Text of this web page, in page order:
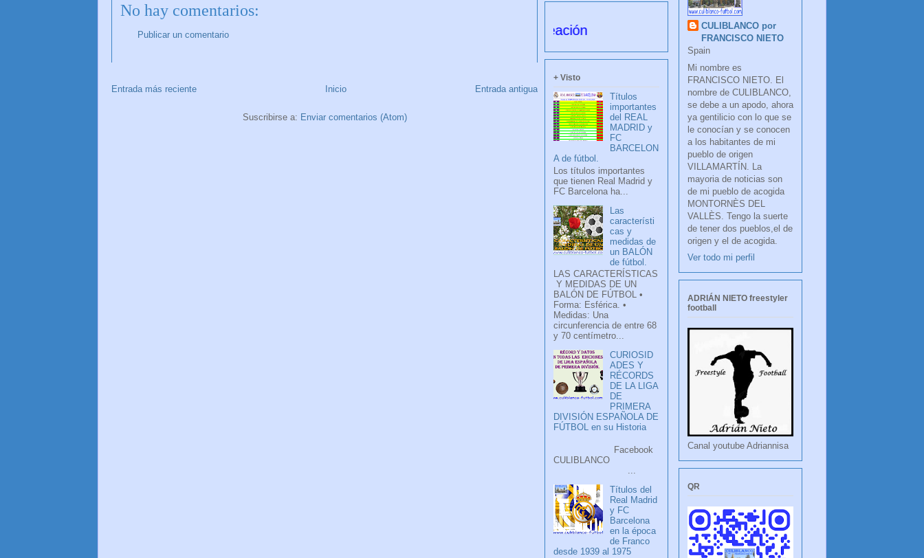
No hay comentarios:
Publicar un comentario
Entrada más reciente Entrada antigua
Inicio
Suscribirse a: Enviar comentarios (Atom)
CULIBLANCO por FRANCISCO NIETO 6176 días desde su creación
+ Visto
Títulos
importantes
del REAL
MADRID y
FC
BARCELON
A de fútbol.
Los títulos importantes
que tienen Real Madrid y
FC Barcelona ha...
Las
característi
cas y
medidas de
un BALÓN
de fútbol.
LAS CARACTERÍSTICAS
Y MEDIDAS DE UN
BALÓN DE FÚTBOL •
Forma: Esférica. •
Medidas: Una
circunferencia de entre 68
y 70 centímetro...
CURIOSID
ADES Y
RÉCORDS
DE LA LIGA
DE
PRIMERA
DIVISIÓN ESPAÑOLA DE
FÚTBOL en su Historia
Facebook
CULIBLANCO
...
Títulos del
Real Madrid
y FC
Barcelona
en la época
de Franco
desde 1939 al 1975
CULIBLANCO por
FRANCISCO NIETO
Spain
Mi nombre es
FRANCISCO NIETO. El
nombre de CULIBLANCO,
se debe a un apodo, ahora
ya gentilicio con lo que se
le conocían y se conocen
a los habitantes de mi
pueblo de origen
VILLAMARTÍN. La
mayoria de noticias son
de mi pueblo de acogida
MONTORNÈS DEL
VALLÈS. Tengo la suerte
de tener dos pueblos,el de
origen y el de acogida.
Ver todo mi perfil
ADRIÁN NIETO freestyler
football
Canal youtube Adriannisa
QR